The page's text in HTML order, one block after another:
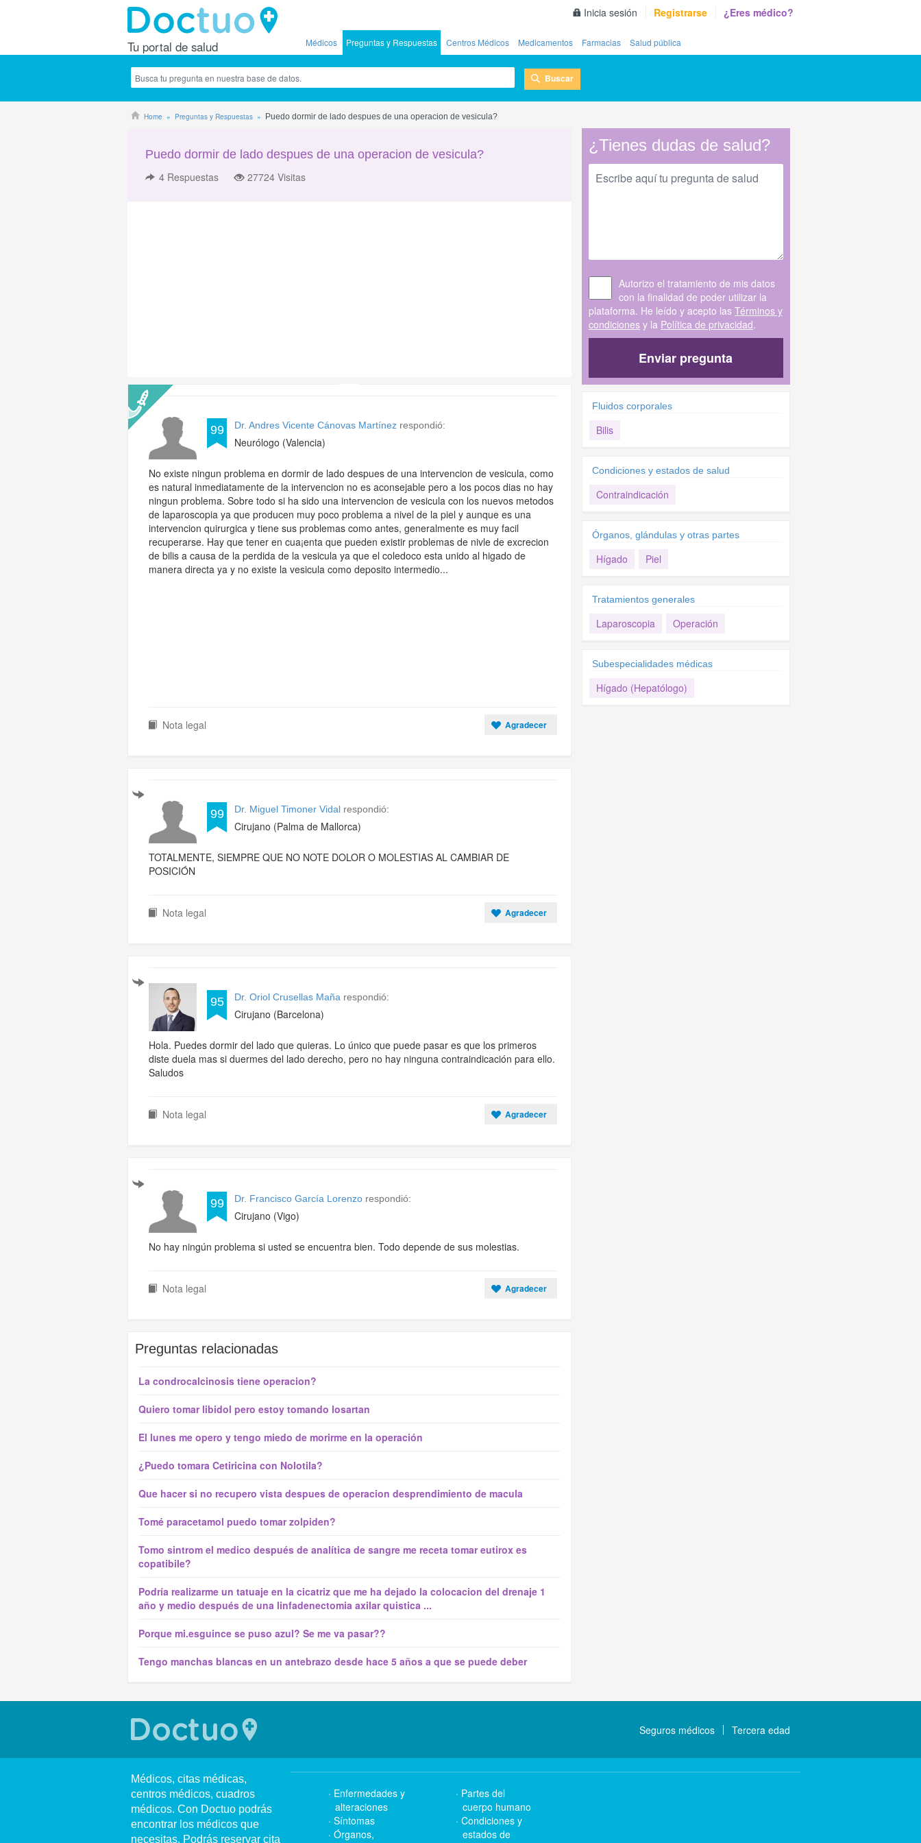
Tu portal de salud
Inicia sesión Registrarse ¿Eres médico?
Médicos Preguntas y Respuestas Centros Médicos Medicamentos Farmacias Salud pública
Buscar
Home Preguntas y Respuestas Puedo dormir de lado despues de una operacion de vesicula?
Puedo dormir de lado despues de una operacion de vesicula?
4 Respuestas 27724 Visitas
99 Dr. Andres Vicente Cánovas Martínez respondió:
Neurólogo (Valencia)
No existe ningun problema en dormir de lado despues de una intervencion de vesicula, como
es natural inmediatamente de la intervencion no es aconsejable pero a los pocos dias no hay
ningun problema. Sobre todo si ha sido una intervencion de vesicula con los nuevos metodos
de laparoscopia ya que producen muy poco problema a nivel de la piel y aunque es una
intervencion quirurgica y tiene sus problemas como antes, generalmente es muy facil
recuperarse. Hay que tener en cua¡enta que pueden existir problemas de nivle de excrecion
de bilis a causa de la perdida de la vesicula ya que el coledoco esta unido al higado de
manera directa ya y no existe la vesicula como deposito intermedio...
Nota legal Agradecer
99 Dr. Miguel Timoner Vidal respondió:
Cirujano (Palma de Mallorca)
TOTALMENTE, SIEMPRE QUE NO NOTE DOLOR O MOLESTIAS AL CAMBIAR DE
POSICIÓN
Nota legal Agradecer
95 Dr. Oriol Crusellas Maña respondió:
Cirujano (Barcelona)
Hola. Puedes dormir del lado que quieras. Lo único que puede pasar es que los primeros
diste duela mas si duermes del lado derecho, pero no hay ninguna contraindicación para ello.
Saludos
Nota legal Agradecer
99 Dr. Francisco García Lorenzo respondió:
Cirujano (Vigo)
No hay ningún problema si usted se encuentra bien. Todo depende de sus molestias.
Nota legal Agradecer
Preguntas relacionadas
La condrocalcinosis tiene operacion?
Quiero tomar libidol pero estoy tomando losartan
El lunes me opero y tengo miedo de morirme en la operación
¿Puedo tomara Cetiricina con Nolotila?
Que hacer si no recupero vista despues de operacion desprendimiento de macula
Tomé paracetamol puedo tomar zolpiden?
Tomo sintrom el medico después de analítica de sangre me receta tomar eutirox es
copatibile?
Podría realizarme un tatuaje en la cicatriz que me ha dejado la colocacion del drenaje 1
año y medio después de una linfadenectomia axilar quistica ...
Porque mi.esguince se puso azul? Se me va pasar??
Tengo manchas blancas en un antebrazo desde hace 5 años a que se puede deber
¿Tienes dudas de salud?
Autorizo el tratamiento de mis datos
con la finalidad de poder utilizar la
plataforma. He leído y acepto las Términos y
condicionesy la Política de privacidad.
Enviar pregunta
Fluidos corporales
Bilis
Condiciones y estados de salud
Contraindicación
Órganos, glándulas y otras partes
Hígado Piel
Tratamientos generales
Laparoscopia Operación
Subespecialidades médicas
Hígado (Hepatólogo)
Seguros médicos Tercera edad
Médicos, citas médicas,
centros médicos, cuadros
médicos. Con Doctuo podrás
encontrar los médicos que
necesitas. Podrás reservar cita
Enfermedades y
alteraciones
Síntomas
Órganos,
Partes del
cuerpo humano
Condiciones y
estados de